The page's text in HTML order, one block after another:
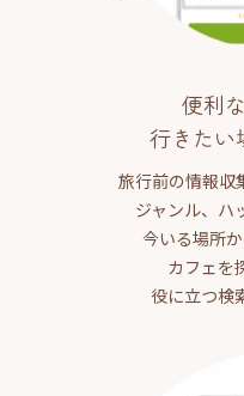
便利
行きたい
旅行前の情報収
ジャンル、ハ
今いる場所
カフェを
役に立つ検